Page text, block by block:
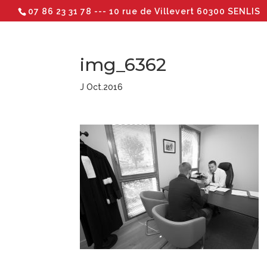
07 86 23 31 78 --- 10 rue de Villevert 60300 SENLIS
img_6362
J Oct.2016